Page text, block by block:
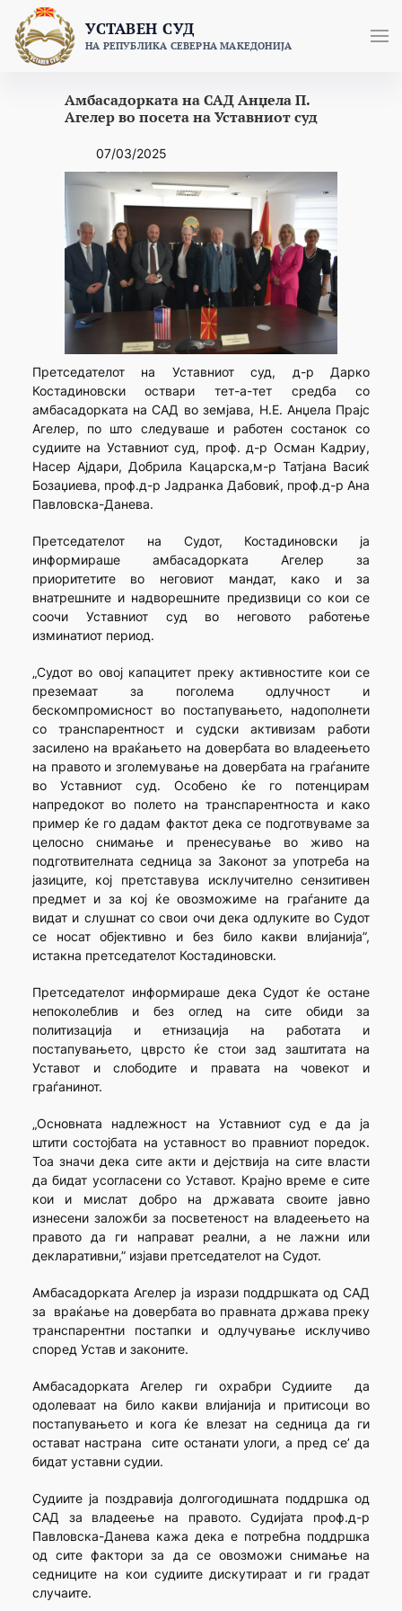
content
УСТАВЕН СУД
НА РЕПУБЛИКА СЕВЕРНА МАКЕДОНИЈА
Амбасадорката на САД Анџела П.
Агелер во посета на Уставниот суд
07/03/2025
Претседателот на Уставниот суд, д-р Дарко
Костадиновски оствари тет-а-тет средба со
амбасадорката на САД во земјава, Н.Е. Анџела Прајс
Агелер, по што следуваше и работен состанок со
судиите на Уставниот суд, проф. д-р Осман Кадриу,
Насер Ајдари, Добрила Кацарска,м-р Татјана Васиќ
Бозаџиева, проф.д-р Јадранка Дабовиќ, проф.д-р Ана
Павловска-Данева.
Претседателот на Судот, Костадиновски ја
информираше амбасадорката Агелер за
приоритетите во неговиот мандат, како и за
внатрешните и надворешните предизвици со кои се
соочи Уставниот суд во неговото работење
изминатиот период.
„Судот во овој капацитет преку активностите кои се
преземаат за поголема одлучност и
бескомпромисност во постапувањето, надополнети
со транспарентност и судски активизам работи
засилено на враќањето на довербата во владеењето
на правото и зголемување на довербата на граѓаните
во Уставниот суд. Особено ќе го потенцирам
напредокот во полето на транспарентноста и како
пример ќе го дадам фактот дека се подготвуваме за
целосно снимање и пренесување во живо на
подготвителната седница за Законот за употреба на
јазиците, кој претставува исклучително сензитивен
предмет и за кој ќе овозможиме на граѓаните да
видат и слушнат со свои очи дека одлуките во Судот
се носат објективно и без било какви влијанија”,
истакна претседателот Костадиновски.
Претседателот информираше дека Судот ќе остане
непоколеблив и без оглед на сите обиди за
политизација и етнизација на работата и
постапувањето, цврсто ќе стои зад заштитата на
Уставот и слободите и правата на човекот и
граѓанинот.
„Основната надлежност на Уставниот суд е да ја
штити состојбата на уставност во правниот поредок.
Тоа значи дека сите акти и дејствија на сите власти
да бидат усогласени со Уставот. Крајно време е сите
кои и мислат добро на државата своите јавно
изнесени заложби за посветеност на владеењето на
правото да ги направат реални, а не лажни или
декларативни,” изјави претседателот на Судот.
Амбасадорката Агелер ја изрази поддршката од САД
за враќање на довербата во правната држава преку
транспарентни постапки и одлучување исклучиво
според Устав и законите.
Амбасадорката Агелер ги охрабри Судиите да
одолеваат на било какви влијанија и притисоци во
постапувањето и кога ќе влезат на седница да ги
остават настрана сите останати улоги, а пред се’ да
бидат уставни судии.
Судиите ја поздравија долгогодишната поддршка од
САД за владеење на правото. Судијата проф.д-р
Павловска-Данева кажа дека е потребна поддршка
од сите фактори за да се овозможи снимање на
седниците на кои судиите дискутираат и ги градат
случаите.